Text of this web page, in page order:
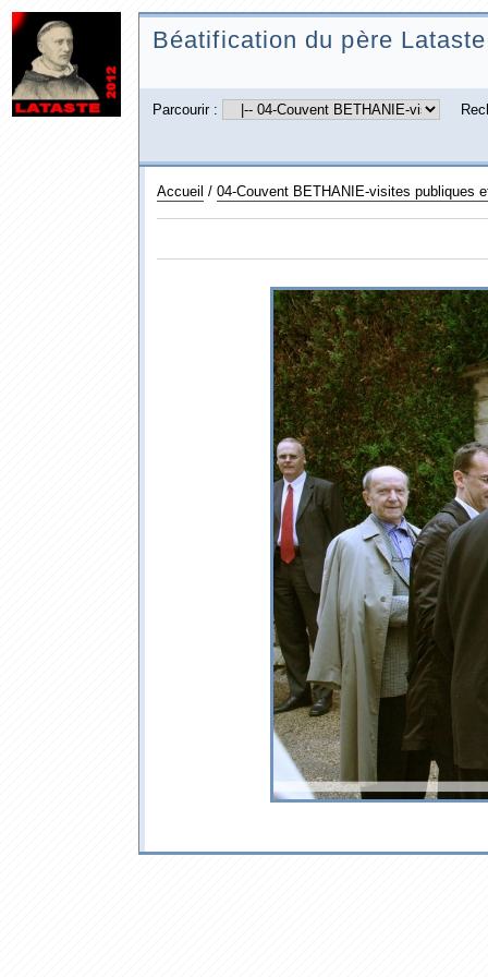
Béatification du père
Parcourir :
Accueil / 04-Couvent BETHANIE-visites publiques